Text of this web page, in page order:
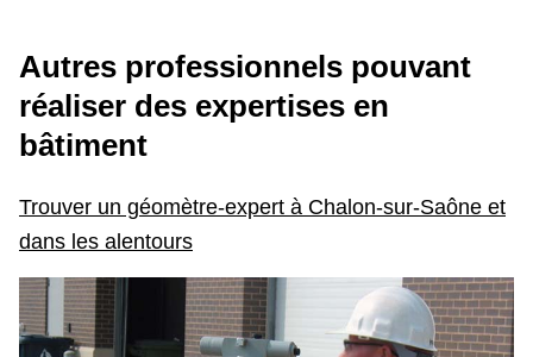
Autres professionnels pouvant
réaliser des expertises en
bâtiment
Trouver un géomètre-expert à Chalon-sur-Saône et
dans les alentours